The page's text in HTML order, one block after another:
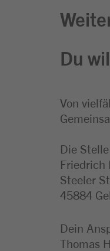
Du
Von
Die
Friedrich
Steeler
45884
Dein
Thomas